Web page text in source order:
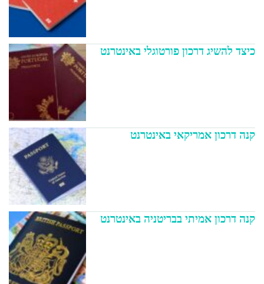
כיצד להשיג דרכון פורטוגלי באינטרנט
קנה דרכון אמריקאי באינטרנט
קנה דרכון אמיתי בבריטניה באינטרנט